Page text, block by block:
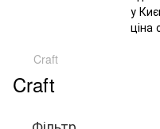
Craft
Craft